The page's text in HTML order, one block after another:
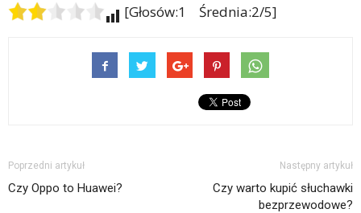
[Głosów:1 Średnia:2/5]
Poprzedni artykuł
Czy Oppo to Huawei?
Następny artykuł
Czy warto kupić słuchawki
bezprzewodowe?